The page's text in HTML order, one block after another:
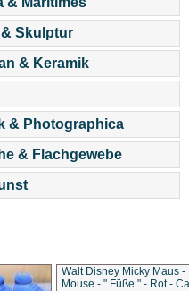
Skulptur
& Keramik
& Photographica
& Flachgewebe
Walt Disney Micky Maus -
Mouse - " Füße " - Rot -